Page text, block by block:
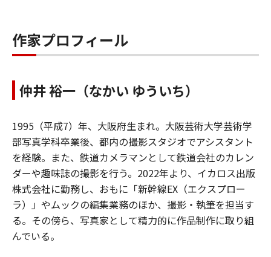
作家プロフィール
仲井 裕一（なかい ゆういち）
1995（平成7）年、大阪府生まれ。大阪芸術大学芸術学
部写真学科卒業後、都内の撮影スタジオでアシスタント
を経験。また、鉄道カメラマンとして鉄道会社のカレン
ダーや趣味誌の撮影を行う。2022年より、イカロス出版
株式会社に勤務し、おもに「新幹線EX（エクスプロー
ラ）」やムックの編集業務のほか、撮影・執筆を担当す
る。その傍ら、写真家として精力的に作品制作に取り組
んでいる。